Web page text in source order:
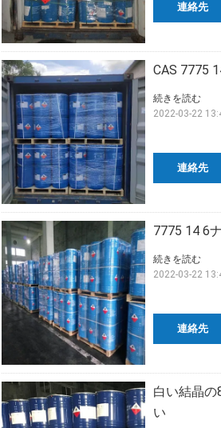
連絡先
CAS 7775
連絡先
続きを読む
2022-03-22
7775 14 6
連絡先
続きを読む
2022-03-22
白い結晶
い